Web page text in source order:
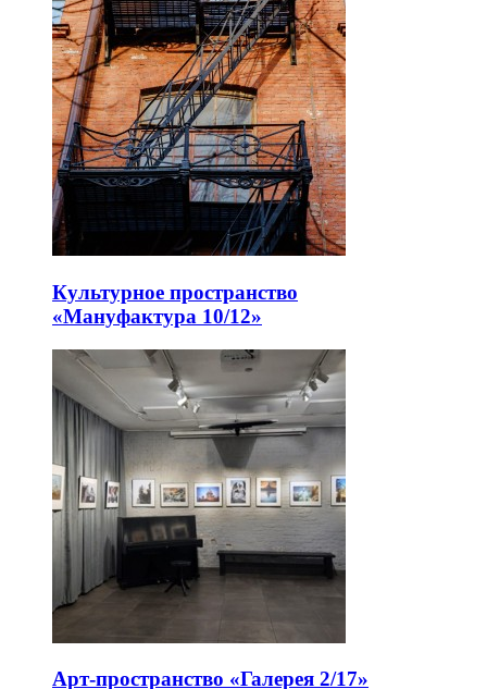
Культурное пространство
«Мануфактура 10/12»
Арт-пространство «Галерея 2/17»